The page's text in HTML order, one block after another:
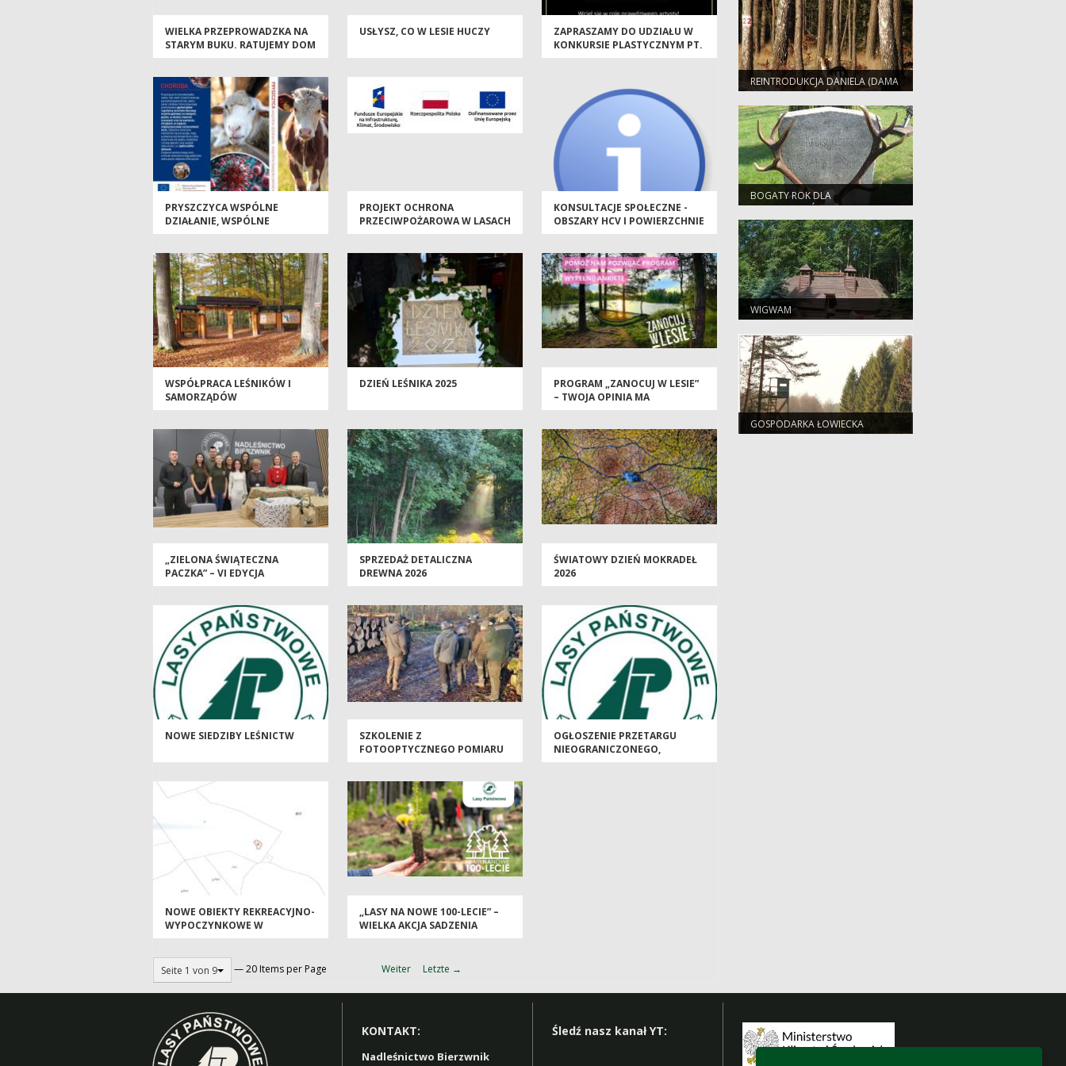
WIELKA PRZEPROWADZKA NA
STARYM BUKU. RATUJEMY DOM
BIERZWNICKICH BOCIANÓW
USŁYSZ, CO W LESIE HUCZY
ZAPRASZAMY DO UDZIAŁU W
KONKURSIE PLASTYCZNYM PT.
„CO W LESIE HUCZY. LEŚNE
PRYSZCZYCA WSPÓLNE
DZIAŁANIE, WSPÓLNE
BEZPIECZEŃSTWO
PROJEKT OCHRONA
PRZECIWPOŻAROWA W LASACH
- KONTYNUACJA
KONSULTACJE SPOŁECZNE -
OBSZARY HCV I POWIERZCHNIE
REFERENCYJNE
WSPÓŁPRACA LEŚNIKÓW I
SAMORZĄDÓW
DZIEŃ LEŚNIKA 2025
PROGRAM „ZANOCUJ W LESIE”
– TWOJA OPINIA MA
ZNACZENIE
„ZIELONA ŚWIĄTECZNA
PACZKA” – VI EDYCJA
ŚWIĄTECZNEJ AKCJI
SPRZEDAŻ DETALICZNA
DREWNA 2026
ŚWIATOWY DZIEŃ MOKRADEŁ
2026
NOWE SIEDZIBY LEŚNICTW
SZKOLENIE Z
FOTOOPTYCZNEGO POMIARU
DREWNA ORAZ NOWELIZACJI
OGŁOSZENIE PRZETARGU
NIEOGRANICZONEGO,
OFERTOWEGO, PISEMNEGO NA
NOWE OBIEKTY REKREACYJNO-
WYPOCZYNKOWE W
NADLEŚNICTWIE BIERZWNIK
„LASY NA NOWE 100-LECIE” –
WIELKA AKCJA SADZENIA
DRZEW Z OKAZJI
LASÓW
Seite 1 von 9 — 20 Items per Page Weiter Letzte →
REINTRODUKCJA DANIELA (DAMA
DAMA) W NADLEŚNICTWIE
BIERZWNIK
BOGATY ROK DLA
SELEKCJONERÓW!
WIGWAM
GOSPODARKA ŁOWIECKA
KONTAKT:
Nadleśnictwo Bierzwnik
Śledź nasz kanał YT: